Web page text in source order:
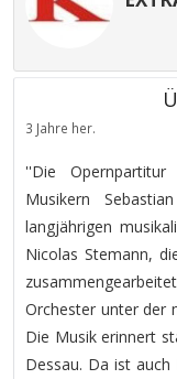
3 Jahre her.
''Die
Musikern
langjährigen
Nicolas Stemann,
Orchester unter der
Die Musik erinnert
Dessau. Da ist